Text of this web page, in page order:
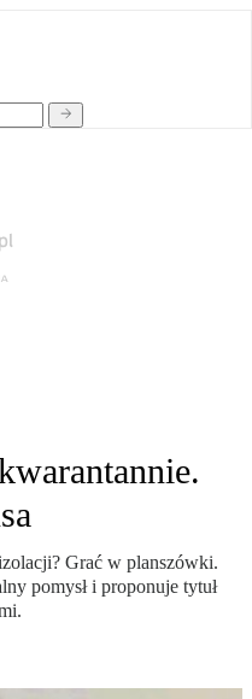
Grać w planszówki.
pomysł i proponuje tytuł